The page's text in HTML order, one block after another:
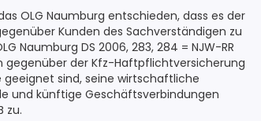
OLG Naumburg entschieden, dass es der
Kunden des Sachverständigen zu
Naumburg DS 2006, 283, 284 = NJW-RR
gegenüber der Kfz-Haftpflichtversicherung
sind, seine wirtschaftliche
und künftige Geschäftsverbindungen
zu.